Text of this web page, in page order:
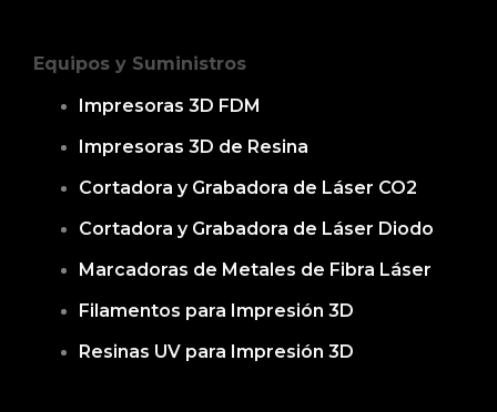
Equipos y Suministros
Impresoras 3D FDM
Impresoras 3D de Resina
Cortadora y Grabadora de Láser CO2
Cortadora y Grabadora de Láser Diodo
Marcadoras de Metales de Fibra Láser
Filamentos para Impresión 3D
Resinas UV para Impresión 3D